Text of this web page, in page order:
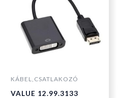
KÁBEL,CSATLAKOZÓ
VALUE 12.99.3133